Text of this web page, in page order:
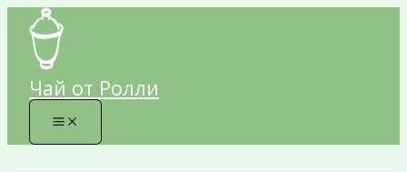
Перейти
содержимому
Чай от Ролли